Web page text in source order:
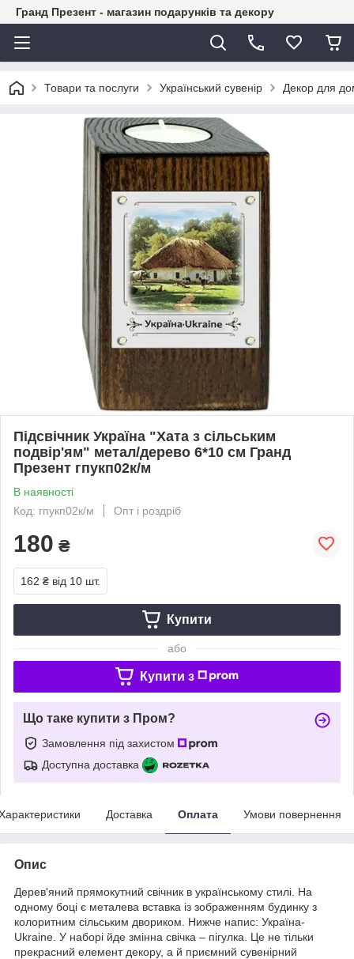
Гранд Презент - магазин подарунків та декору
Товари та послуги Український сувенір Декор для
Підсвічник Україна "Хата з сільським
подвір'ям" метал/дерево 6*10 см Гранд
Презент гпукп02к/м
В наявності
Код: гпукп02к/м
Опт і роздріб
180 ₴
162 ₴ від 10 шт.
Купити
або
Купити з
Що таке купити з Пром?
Замовлення під захистом
Доступна доставка
Доставка Оплата Умови повернення
Опис
Дерев'яний прямокутний свічник в українському стилі. На
одному боці є металева вставка із зображенням будинку з
колоритним сільським двориком. Нижче напис: Україна-
Ukraine. У наборі йде змінна свічка – пігулка. Це не тільки
прекрасний елемент декору, а й приємний сувенірний